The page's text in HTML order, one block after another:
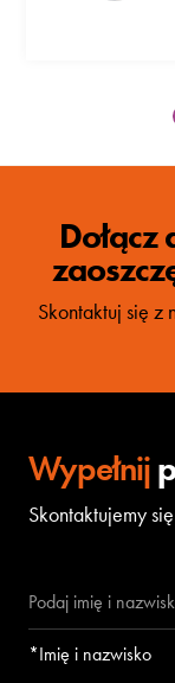
Skontaktuj się z
Wypełnij
Skontaktujemy
*Imię i nazwisko